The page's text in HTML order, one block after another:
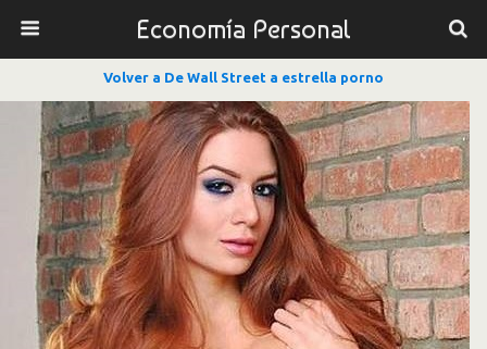
Economía Personal
Volver a De Wall Street a estrella porno